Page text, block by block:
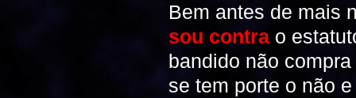
Bem antes de mais
sou contra o
bandido não
se tem porte o não